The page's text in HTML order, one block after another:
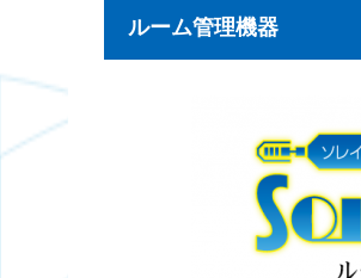
ルーム管理機器